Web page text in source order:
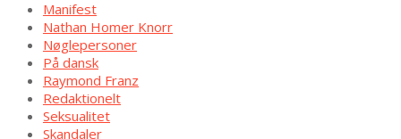
Manifest
Nathan Homer Knorr
Nøglepersoner
På dansk
Raymond Franz
Redaktionelt
Seksualitet
Skandaler